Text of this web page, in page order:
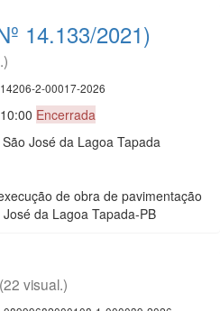
14.133/2021)
2-00017-2026
Encerrada
José da Lagoa Tapada
de obra de pavimentação
da Lagoa Tapada-PB
(22 visual.)